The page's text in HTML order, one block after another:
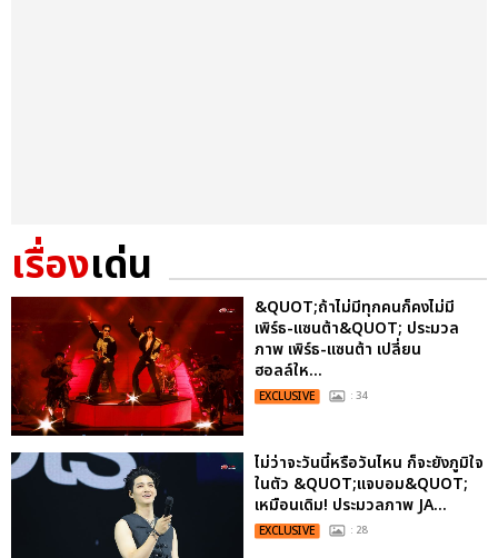
เรื่องเด่น
&QUOT;ถ้าไม่มีทุกคนก็คงไม่มี
เพิร์ธ-แซนต้า&QUOT; ประมวล
ภาพ เพิร์ธ-แซนต้า เปลี่ยน
ฮอลล์ให...
EXCLUSIVE : 34
ไม่ว่าจะวันนี้หรือวันไหน ก็จะยังภูมิใจ
ในตัว &QUOT;แจบอม&QUOT;
เหมือนเดิม! ประมวลภาพ JA...
EXCLUSIVE : 28